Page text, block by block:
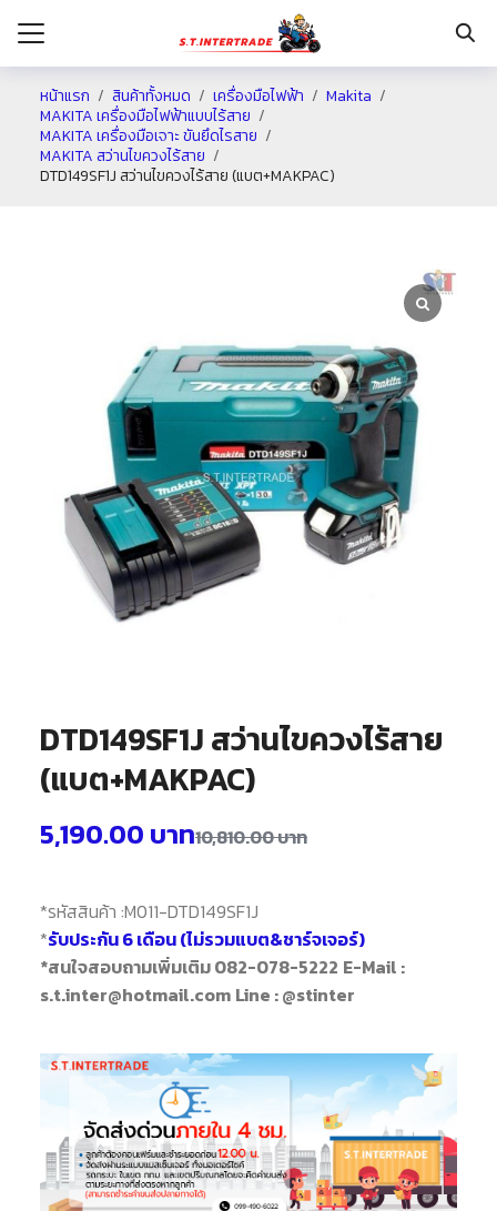
หน้าแรก สินค้าทั้งหมด เครื่องมือไฟฟ้า
Makita
MAKITA เครื่องมือไฟฟ้าแบบไร้สาย
MAKITA เครื่องมือเจาะ ขันยึดไรสาย
MAKITA สว่านไขควงไร้สาย
DTD149SF1J สว่านไขควงไร้สาย (แบต+MAKPAC)
DTD149SF1J สว่านไขควงไร้สาย
(แบต+MAKPAC)
10,810.00บาท
5,190.00 บาท
*รหัสสินค้า :M011-DTD149SF1J
*รับประกัน 6 เดือน (ไม่รวมแบต&ชาร์จเจอร์)
*สนใจสอบถามเพิ่มเติม 082-078-5222 E-Mail :
s.t.inter@hotmail.com Line : @stinter